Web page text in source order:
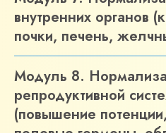
внутренних органов
почки, печень,
Модуль 8.
репродуктивной
(повышение